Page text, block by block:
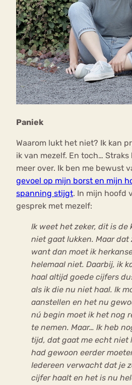
Paniek
Waarom lukt het niet? Ik kan
ik van mezelf. En toch…
meer over. Ik ben me bewust
gevoel op mijn borst en mijn
spanning stijgt. In mijn hoofd
gesprek met mezelf:
Ik weet het zeker, dit is
niet gaat lukken. Maar dat
want dan moet ik
helemaal niet. Daarbij, ik
haal altijd goede cijfers
als ik die nu niet haal. Ik
aanstellen en het nu
nú begin moet ik het nog
te nemen. Maar… Ik heb
tijd, dat gaat me echt niet
had gewoon eerder
Iedereen verwacht dat je
cijfer haalt en het is nu